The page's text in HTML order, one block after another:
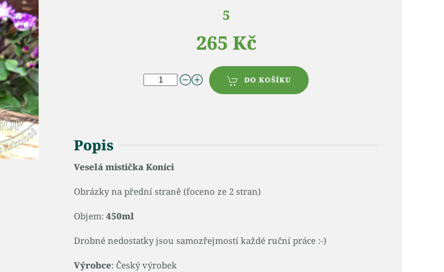
5
265 Kč
DO KOŠÍKU
Popis
Veselá mistička Koníci
Obrázky na přední straně (foceno ze 2 stran)
Objem: 450ml
Drobné nedostatky jsou samozřejmostí každé ruční práce :-)
Výrobce: Český výrobek